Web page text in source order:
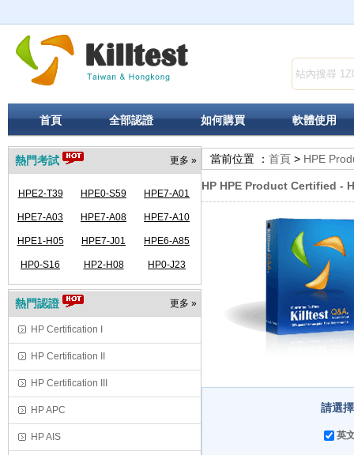
首頁 全部認證 如何購買 軟體使用
更多 »
熱門考試
HPE2-T39 HPE0-S59 HPE7-A01
HPE7-A03 HPE7-A08 HPE7-A10
HPE1-H05 HPE7-J01 HPE6-A85
HP0-S16 HP2-H08 HP0-J23
更多 »
熱門認證
HP Certification I
HP Certification II
HP Certification III
HP APC
HP AIS
當前位置 ： 首頁 > HPE
HP HPE Product Certified -
請選
英